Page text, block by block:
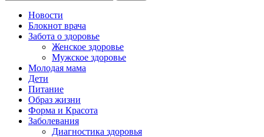
Новости
Блокнот врача
Забота о здоровье
Женское здоровье
Мужское здоровье
Молодая мама
Дети
Питание
Образ жизни
Форма и Красота
Заболевания
Диагностика здоровья